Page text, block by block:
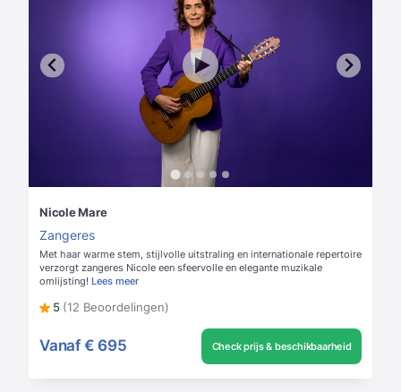
Nicole Mare
Zangeres
Met haar warme stem, stijlvolle uitstraling en internationale repertoire
verzorgt zangeres Nicole een sfeervolle en elegante muzikale
omlijsting! Lees meer
5 (12 Beoordelingen)
Vanaf € 695 Check prijs & beschikbaarheid